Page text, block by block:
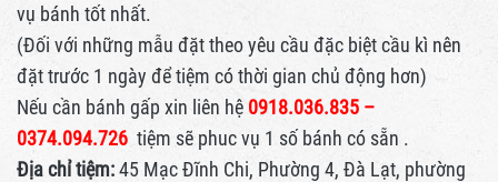
vụ bánh tốt nhất.
(Đối với những mẫu đặt theo yêu cầu đặc biệt cầu kì nên
đặt trước 1 ngày để tiệm có thời gian chủ động hơn)
Nếu cần bánh gấp xin liên hệ 0918.036.835 –
0374.094.726 tiệm sẽ phuc vụ 1 số bánh có sẵn .
Địa chỉ tiệm:45 Mạc Đĩnh Chi, Phường 4, Đà Lạt, phường